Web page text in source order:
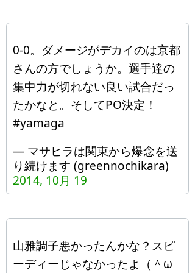
0-0。ダメージがデカイのは京都
さんの方でしょうか。選手達の
集中力が切れない良い試合だっ
たかなと。そしてPO決定！
#yamaga
— マサヒラは関東から爆念を送
り続けます (greennochikara)
2014, 10月 19
山雅調子悪かったんかな？スピ
ーディーじゃなかったよ（＾ω